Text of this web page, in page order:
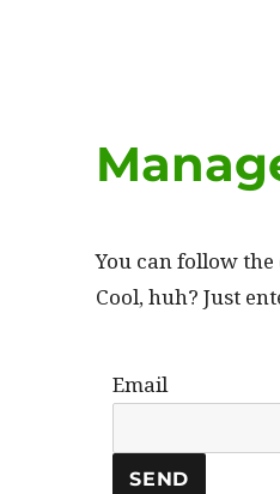
You can fol­low
Cool, huh? Just
Email